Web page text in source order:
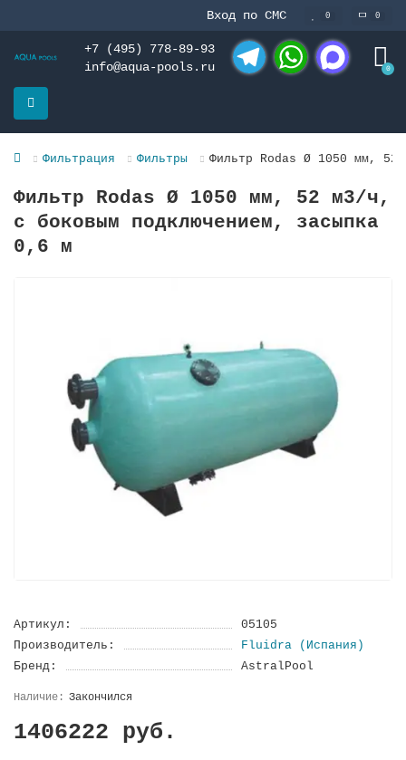
Вход по СМС 0 0
+7 (495) 778-89-93
info@aqua-pools.ru
0
Фильтрация Фильтры Фильтр Rodas Ø 1050 мм,
Фильтр Rodas Ø 1050 мм, 52 м3/ч,
с боковым подключением, засыпка
0,6 м
Артикул:
05105
Производитель:
Fluidra (Испания)
Бренд:
AstralPool
Закончился
1406222 руб.